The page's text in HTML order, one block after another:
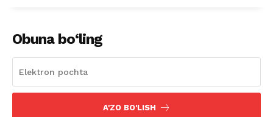
Obuna bo‘ling
A'ZO BO'LISH